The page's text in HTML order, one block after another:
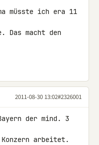
müsste ich era 11
Das macht den
2011-08-30 13:02#2326001
der mind. 3
arbeitet.